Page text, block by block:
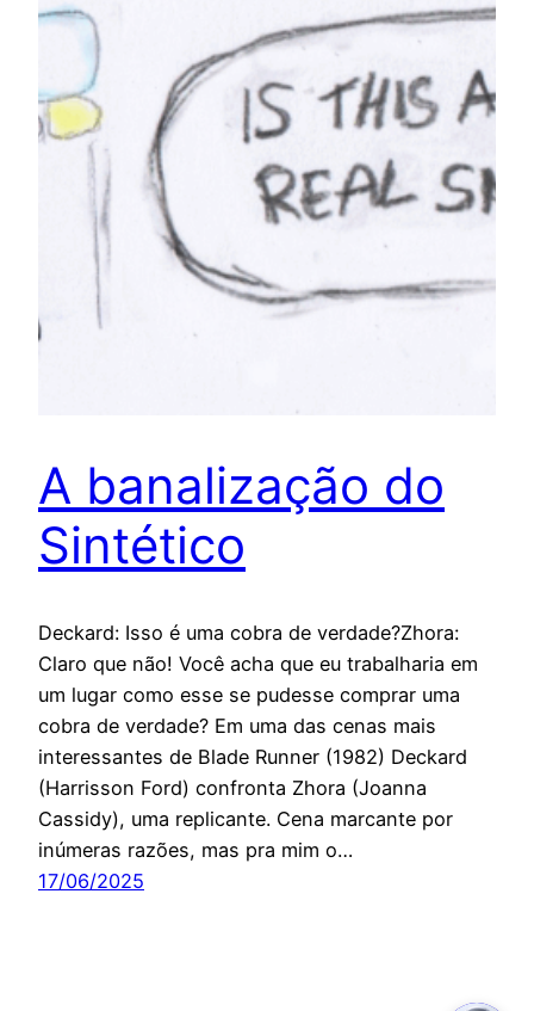
A banalização do
Sintético
Deckard: Isso é uma cobra de verdade?Zhora:
Claro que não! Você acha que eu trabalharia em
um lugar como esse se pudesse comprar uma
cobra de verdade? Em uma das cenas mais
interessantes de Blade Runner (1982) Deckard
(Harrisson Ford) confronta Zhora (Joanna
Cassidy), uma replicante. Cena marcante por
inúmeras razões, mas pra mim o…
17/06/2025